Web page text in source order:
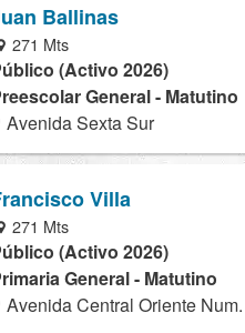
Ballinas
271 Mts
(Activo 2026)
General - Matutino
Avenida Sexta Sur
Villa
271 Mts
(Activo 2026)
General - Matutino
Avenida Central Oriente